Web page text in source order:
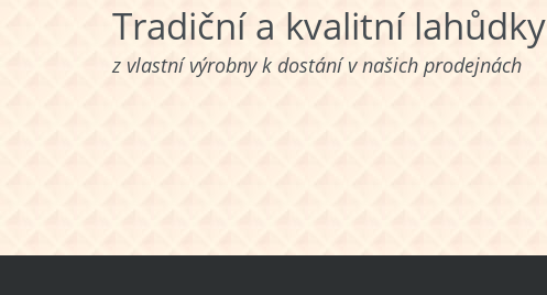
Tradiční a kvalitní lahůdky
z vlastní výrobny k dostání v našich prodejnách